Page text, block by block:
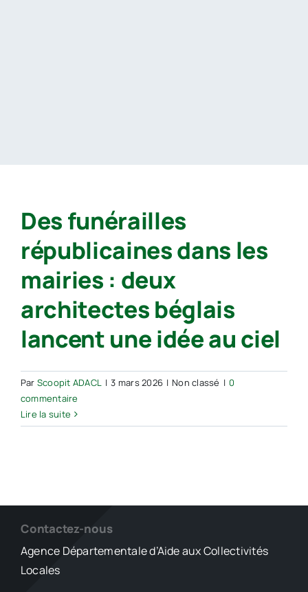
Des funérailles
républicaines dans les
mairies : deux
architectes béglais
lancent une idée au ciel
Par Scoopit ADACL | 3 mars 2026 | Non classé | 0
commentaire
Lire la suite
Contactez-nous
Agence Départementale d’Aide aux Collectivités
Locales